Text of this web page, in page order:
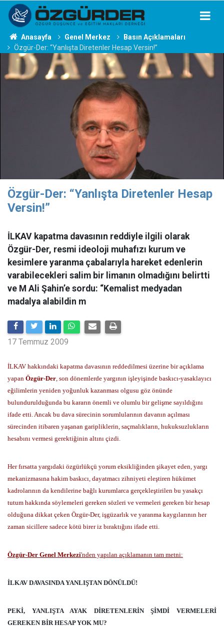
Anasayfa Genel Merkez
Basın Açıklamaları
Özgür-Der: “Yanlışta Diretenler Hesap Versin!”
Özgür-Der: “Yanlışta Diretenler Hesap
Versin!”
İLKAV kapatma davasının reddiyle ilgili olarak
Özgür-Der, resmi ideoloji muhafızı kurum ve
kesimlere yaranma çabalarıyla hareket edenlerin
varabilecekleri salim bir limanın olmadığını belirtti
ve M Ali Şahin’e sordu: “Kemalist medyadan
madalya alabildin m
17 Temmuz 2009
İLKAV hakkındaki kapatma davasının reddedilmesi üzerine bir açıklama
yapan Özgür-Der, son dönemlerde yargının işleyişinde baskıcı-yasaklayıcı
eğilimlerin yeniden yoğunluk kazanması olgusu göz önünde
bulundurulduğunda bu kararın önemli ve olumlu bir gelişme sayıldığını
ifade etti. Ancak bu dava sürecinin sorumlularının davanın açılması
sürecinden itibaren yaşanan garipliklerin, saçmalıkların, hukuksuzlukların
hesabını vermesi gerektiğinin altını çizdi.
Her fırsatta yargıdaki özgürlükçü yorum eksikliğinden şikayet eden, yargı
mekanizmasına hakim baskıcı, dayatmacı zihniyeti eleştiren hükümet
kadrolarının da kendilerine bağlı kurumlarca gerçekleştirilen bu yasakçı
tutum hakkında söylemeleri gereken sözleri ve vermeleri gereken bir hesap
olduğuna dikkat çeken Özgür-Der, işgüzarlık ve yaranma kaygılarının her
zaman sicillere sadece kötü birer iz bıraktığını ifade etti.
Özgür-Der Genel Merkezi'nden yapılan açıklamanın tam metni:
İLKAV DAVASINDA YANLIŞTAN DÖNÜLDÜ!
PEKİ, YANLIŞTA AYAK DİRETENLERİN ŞİMDİ VERMELERİ
GEREKEN BİR HESAP YOK MU?